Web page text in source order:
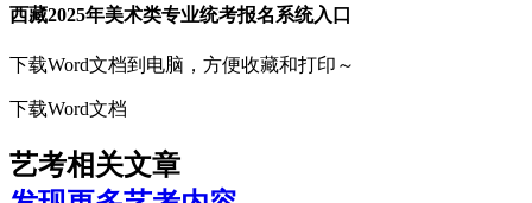
西藏2025年美术类专业统考报名系统入口
下载Word文档到电脑，方便收藏和打印～
下载Word文档
艺考相关文章